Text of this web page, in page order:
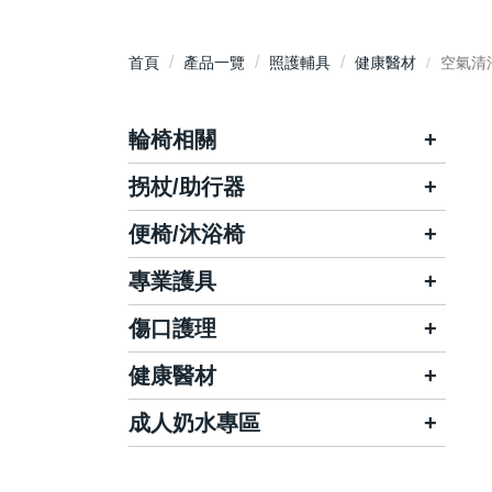
首頁 產品一覽 照護輔具 健康醫材 空氣清
輪椅相關
輕便外出款
標準通用款
特製加大款
拐杖/助行器
各式拐杖
助行器/助行車
步行車/購物車
便椅/沐浴椅
沐浴床
沐浴椅
便器椅
專業護具
頭/頸/肩部位
腰/背/腹部位
肘/腕/掌/指部位
膝/腿/踝/趾部位
傷口護理
各類OK繃
棉棒/綿球
健康醫材
磁力貼/項圈
成人奶水專區